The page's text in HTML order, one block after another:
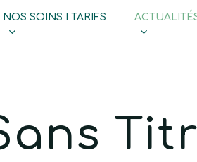
NOS SOINS I TARIFS